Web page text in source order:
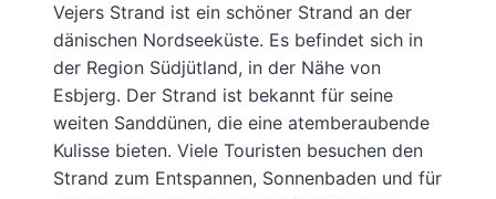
Vejers Strand ist ein schöner Strand an der
dänischen Nordseeküste. Es befindet sich in
der Region Südjütland, in der Nähe von
Esbjerg. Der Strand ist bekannt für seine
weiten Sanddünen, die eine atemberaubende
Kulisse bieten. Viele Touristen besuchen den
Strand zum Entspannen, Sonnenbaden und für